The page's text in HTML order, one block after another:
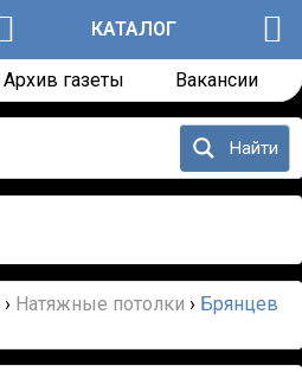
КАТАЛОГ
Архив газеты Вакансии
Найти
› Натяжные потолки › Брянцев